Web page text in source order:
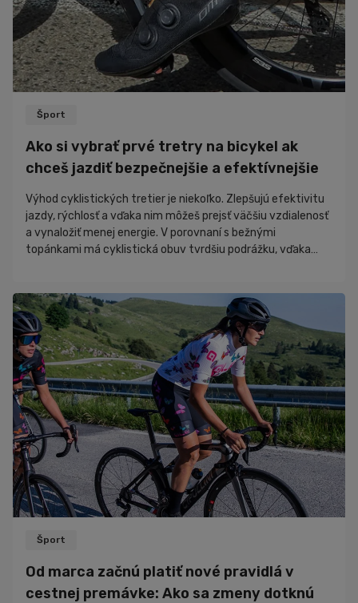
Šport
Ako si vybrať prvé tretry na bicykel ak
chceš jazdiť bezpečnejšie a efektívnejšie
Výhod cyklistických tretier je niekoľko. Zlepšujú efektivitu
jazdy, rýchlosť a vďaka nim môžeš prejsť väčšiu vzdialenosť
a vynaložiť menej energie. V porovnaní s bežnými
topánkami má cyklistická obuv tvrdšiu podrážku, vďaka
ako často jazdíš, na akom bicykli, v akom teréne a aký je
tvoj rozpočet. Na čo slúžia tretry a pre koho sú vhodné Ak
chceš dosiahnuť...
Šport
Od marca začnú platiť nové pravidlá v
cestnej premávke: Ako sa zmeny dotknú